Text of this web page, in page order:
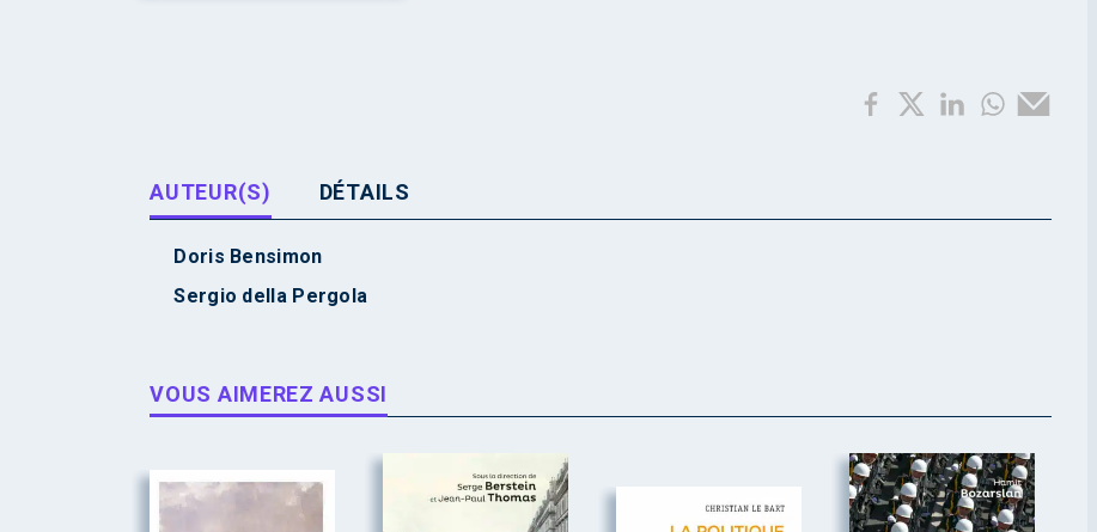
AUTEUR(S) DÉTAILS
Doris Bensimon
Sergio della Pergola
VOUS AIMEREZ AUSSI